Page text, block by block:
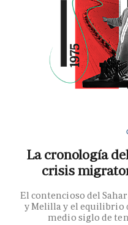
La cronología
crisis
El contencioso del
y Melilla y el
medio siglo de